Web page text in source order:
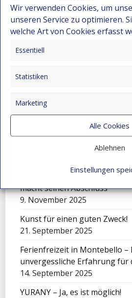
Wir verwenden Cookies, um
unseren Service zu optimieren.
welche Art von Cookies erfasst
Essentiell
Statistiken
Marketing
Alle Cookies
Ablehnen
Einstellungen
Festival-Seminar für
Wo Gemeinschaft und Musik
eröffnen
Esperanza beim Festival in El
Feier zum Tag der Liebe und
9. November 2025
Mit Klängen gemeinsam
Konzert in Montebello
Über sich hinauswachsen:
macht seinen Abschluss
9. November 2025
Kunst für einen guten Zweck!
21. September 2025
Ferienfreizeit in Montebello –
unvergessliche Erfahrung für
14. September 2025
YURANY – Ja, es ist möglich!